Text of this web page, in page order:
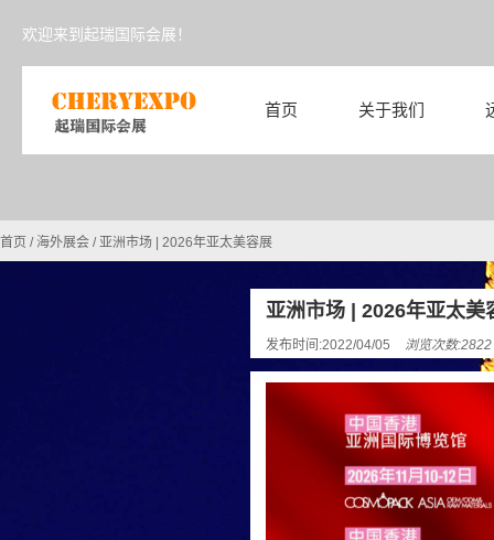
欢迎来到起瑞国际会展！
首页 关于我们
首页 /海外展会 /亚洲市场 | 2026年亚太美容展
亚洲市场 | 2026年亚太美
发布时间:2022/04/05 浏览次数